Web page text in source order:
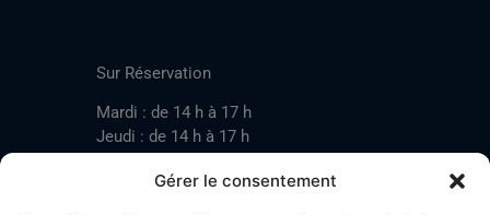
Gérer le consentement
Sur Réservation
Mardi : de 14 h à 17 h
Jeudi : de 14 h à 17 h